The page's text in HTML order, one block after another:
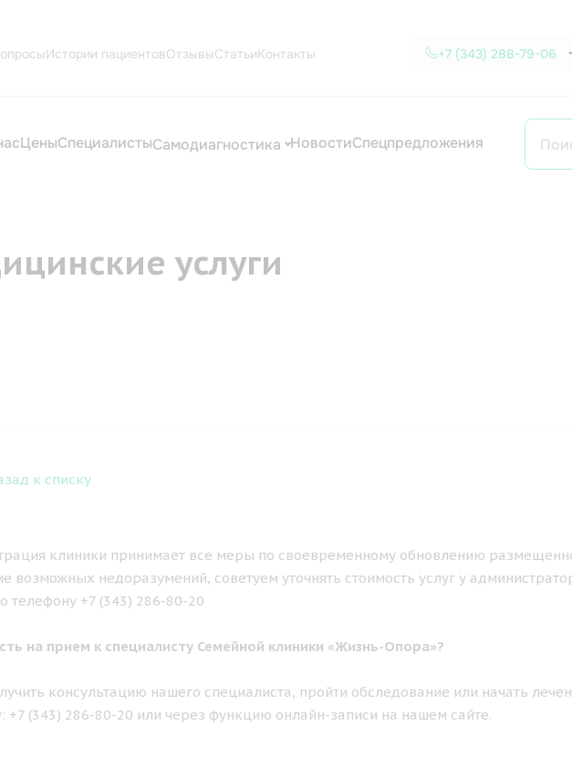
Истории пациентовОтзывыСтатьиКонтакты +7 (343) 288-79-06
ЦеныСпециалистыСамодиагностика НовостиСпецпредложения
услуги
к списку
клиники принимает все меры по своевременному обновлению
возможных недоразумений, советуем уточнять стоимость услуг у
телефону +7 (343) 286-80-20
на прием к специалисту Семейной клиники «Жизнь-Опора»?
консультацию нашего специалиста, пройти обследование или начать
+7 (343) 286-80-20 или через функцию онлайн-записи на нашем сайте.